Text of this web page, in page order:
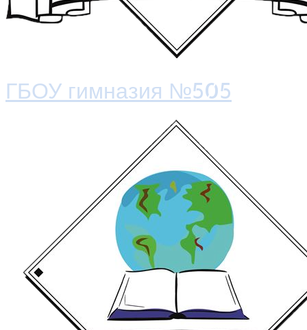
ГБОУ гимназия №505